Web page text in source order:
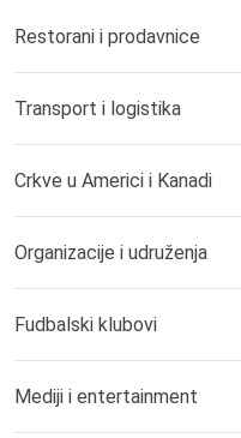
Restorani i prodavnice
Transport i logistika
Crkve u Americi i Kanadi
Organizacije i udruženja
Fudbalski klubovi
Mediji i entertainment